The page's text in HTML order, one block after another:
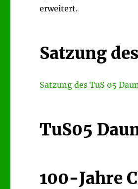
erweitert.
Satzung
Satzung des TuS 05 Daun
TuS05
100-Jahre